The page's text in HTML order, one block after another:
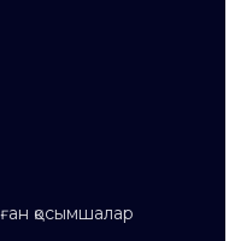
қосымшалар